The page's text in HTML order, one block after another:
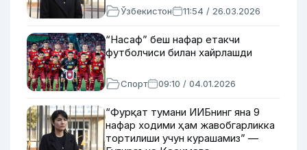
Ўзбекистон 11:54 / 26.03.2026
“Насаф” беш нафар етакчи
футболчиси билан хайрлашди
Спорт 09:10 / 04.01.2026
“Фурқат тумани ИИБнинг яна 9
нафар ходими ҳам жавобгарликка
тортилиши учун курашамиз” —